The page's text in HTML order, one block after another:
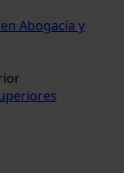
Abogacía y